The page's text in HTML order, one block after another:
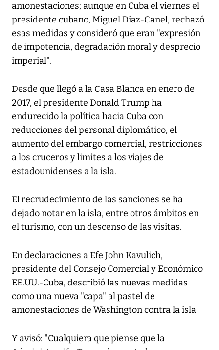
amonestaciones; aunque en Cuba el viernes el
presidente cubano, Miguel Díaz-Canel, rechazó
esas medidas y consideró que eran "expresión
de impotencia, degradación moral y desprecio
imperial".
Desde que llegó a la Casa Blanca en enero de
2017, el presidente Donald Trump ha
endurecido la política hacia Cuba con
reducciones del personal diplomático, el
aumento del embargo comercial, restricciones
a los cruceros y limites a los viajes de
estadounidenses a la isla.
El recrudecimiento de las sanciones se ha
dejado notar en la isla, entre otros ámbitos en
el turismo, con un descenso de las visitas.
En declaraciones a Efe John Kavulich,
presidente del Consejo Comercial y Económico
EE.UU.-Cuba, describió las nuevas medidas
como una nueva "capa" al pastel de
amonestaciones de Washington contra la isla.
Y avisó: "Cualquiera que piense que la